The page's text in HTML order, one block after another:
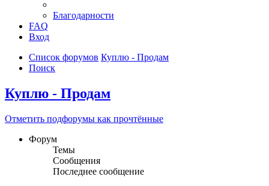
Благодарности
FAQ
Вход
Список форумов Куплю - Продам
Поиск
Куплю - Продам
Отметить подфорумы как прочтённые
Форум
Темы
Сообщения
Последнее сообщение